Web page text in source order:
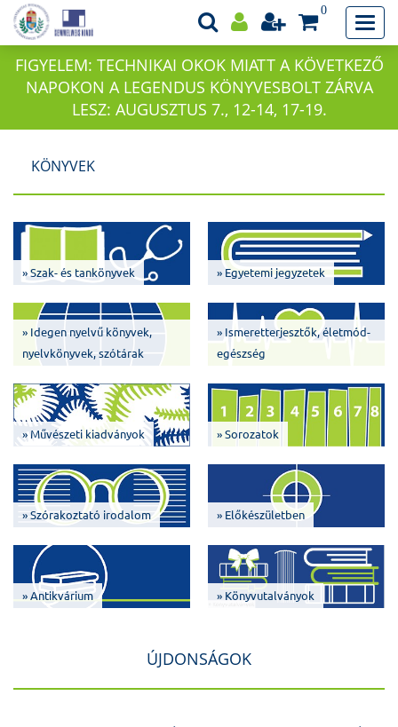
0
FIGYELEM: TECHNIKAI OKOK MIATT A KÖVETKEZŐ
NAPOKON A LEGENDUS KÖNYVESBOLT ZÁRVA
LESZ: AUGUSZTUS 7., 12-14, 17-19.
KÖNYVEK
» Szak- és tankönyvek » Egyetemi jegyzetek
» Idegen nyelvű könyvek,
nyelvkönyvek, szótárak
» Ismeretterjesztők, életmód-
egészség
» Művészeti kiadványok » Sorozatok
» Szórakoztató irodalom » Előkészületben
» Antikvárium » Könyvutalványok
ÚJDONSÁGOK